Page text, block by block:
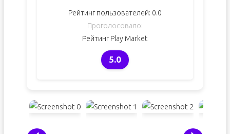
Рейтинг пользователей: 0.0
Проголосовало:
Рейтинг Play Market
5.0